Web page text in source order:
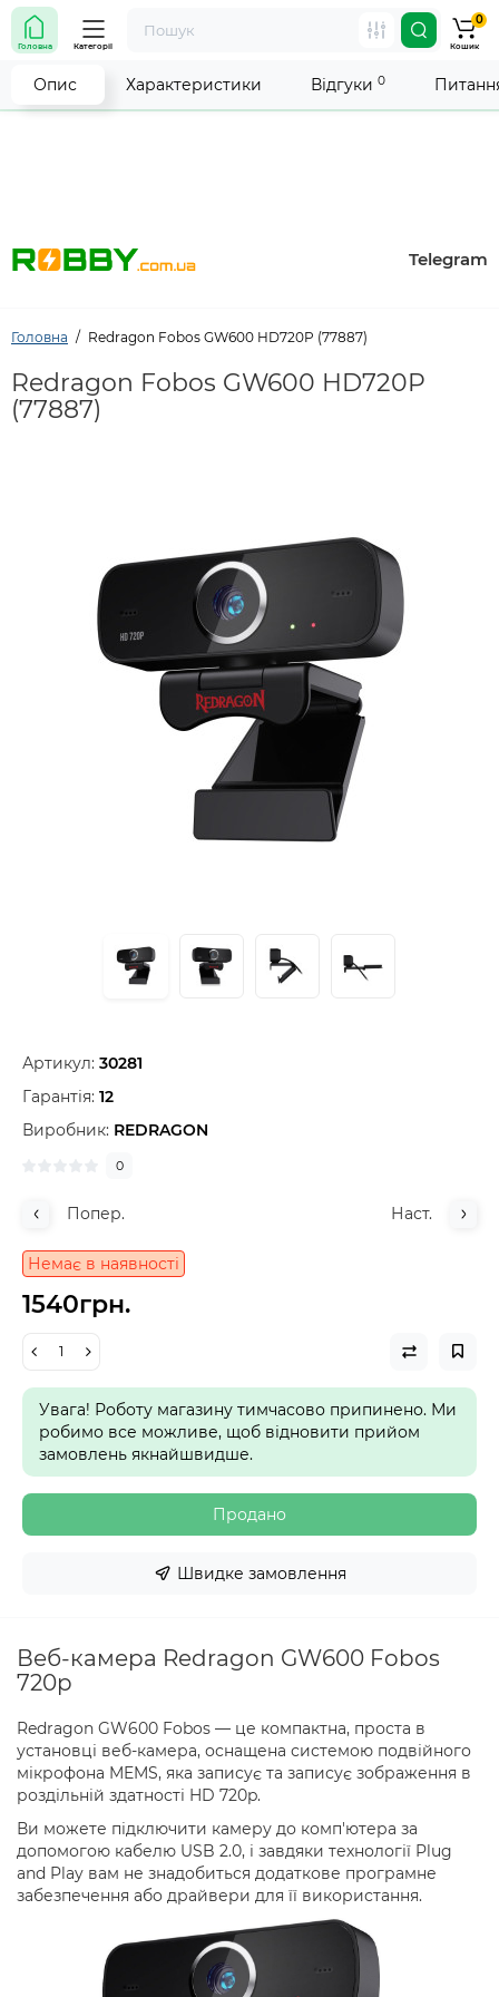
Увага! Роботу магазину тимчасово припинено. Ми
робимо все можливе, щоб відновити прийом
замовлень якнайшвидше.
Telegram
Головна Категорії
0
Кошик
Головна Redragon Fobos GW600 HD720P (77887)
Redragon Fobos GW600 HD720P
(77887)
Артикул: 30281
Гарантія: 12
Виробник: REDRAGON
0
Попер. Наст.
Немає в наявності
1540грн.
Увага! Роботу магазину тимчасово припинено. Ми
робимо все можливе, щоб відновити прийом
замовлень якнайшвидше.
Продано
Швидке замовлення
Опис Характеристики Відгуки 0
Веб-камера Redragon GW600 Fobos
720p
Redragon GW600 Fobos — це компактна, проста в
установці веб-камера, оснащена системою подвійного
мікрофона MEMS, яка записує та записує зображення в
роздільній здатності HD 720p.
Ви можете підключити камеру до комп'ютера за
допомогою кабелю USB 2.0, і завдяки технології Plug
and Play вам не знадобиться додаткове програмне
забезпечення або драйвери для її використання.